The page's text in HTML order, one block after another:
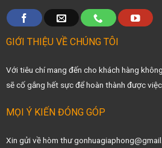
GIỚI THIỆU VỀ CHÚNG TÔI
Với tiêu chí mang đến cho khách hàng
sẽ cố gắng hết sực để hoàn thành được
MỌI Ý KIẾN ĐÓNG GÓP
Xin gửi về hòm thư